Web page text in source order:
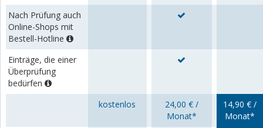
Nach Prüfung auch
Online-Shops mit
Bestell-Hotline
Einträge, die einer
Überprüfung
bedürfen
kostenlos
24,00 € /
Monat*
14,90 € /
Monat*